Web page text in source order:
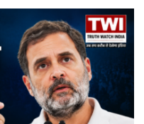
कानूनी
सुरक्षा
वापस
ले
सकती
है
सरकार: